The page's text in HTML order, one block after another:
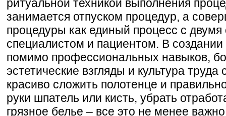
ритуальной техникой выполнения
занимается отпуском процедур, а
процедуры как единый процесс с
специалистом и пациентом. В
помимо профессиональных навыков,
эстетические взгляды и культура
красиво сложить полотенце и
руки шпатель или кисть, убрать
грязное белье – все это не менее